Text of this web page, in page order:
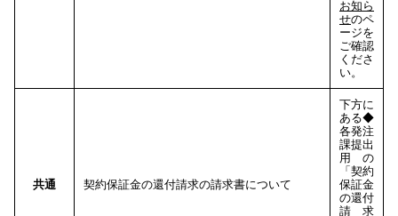
お知ら
せのペ
ージを
ご確認
くださ
い。
共通 契約保証金の還付請求の請求書について
下方に
ある◆
各発注
課提出
用の
「契約
保証金
の還付
請求